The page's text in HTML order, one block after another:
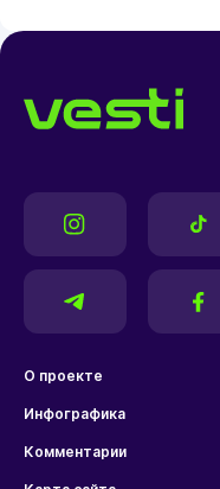
О проекте
Инфографика
Комментарии